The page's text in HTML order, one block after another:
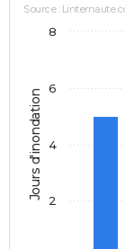
Jours d'inondation
Source :
2
4
6
8